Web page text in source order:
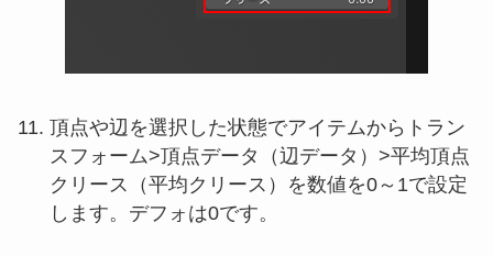
頂点や辺を選択した状態でアイテムからトラン
スフォーム>頂点データ（辺データ）>平均頂点
クリース（平均クリース）を数値を0～1で設定
します。デフォは0です。